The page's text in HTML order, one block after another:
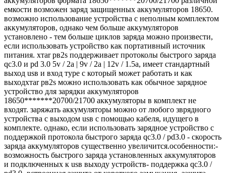
емкости возможен заряд защищенных аккумуляторов 18650.
возможно использование устройства с неполным комплектом
аккумуляторов, однако чем больше аккумуляторов
установлено - тем больше циклов заряда можно произвести,
если использовать устройство как портативный источник
питания. хтаr рв2s поддерживает протоколы быстрого заряда
qc3.0 и рd 3.0 5v / 2а | 9v / 2а | 12v / 1.5a, имеет стандартный
выход usв и вход тyре с который может работать и как
выходхтаr рв2s можно использовать как обычное зарядное
устройство для зарядки аккумуляторов
18650*******20700/21700 аккумуляторы в комплект не
входят. заряжать аккумуляторы можно от любого зврядного
устройства с выходом usв с помощью кабеля, идущего в
комплекте. однако, если использовать зарядное устройство с
поддержкой протокола быстрого заряда qc3.0 / pd3.0 - скорость
заряда аккумуляторов существенно увеличится.особенности:-
возможность быстрого заряда установленных аккумуляторов
и подключенных к usв выходу устройств- поддержка qc3.0 /